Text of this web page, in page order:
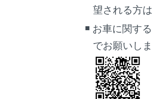
画面表示設定
個人情報の取扱いについて
望される方
お車に関す
でお願いしま